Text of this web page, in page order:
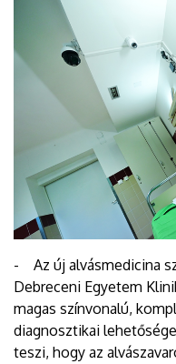
- Az új alvásmedicina
Debreceni Egyetem
magas színvonalú,
diagnosztikai
teszi, hogy az